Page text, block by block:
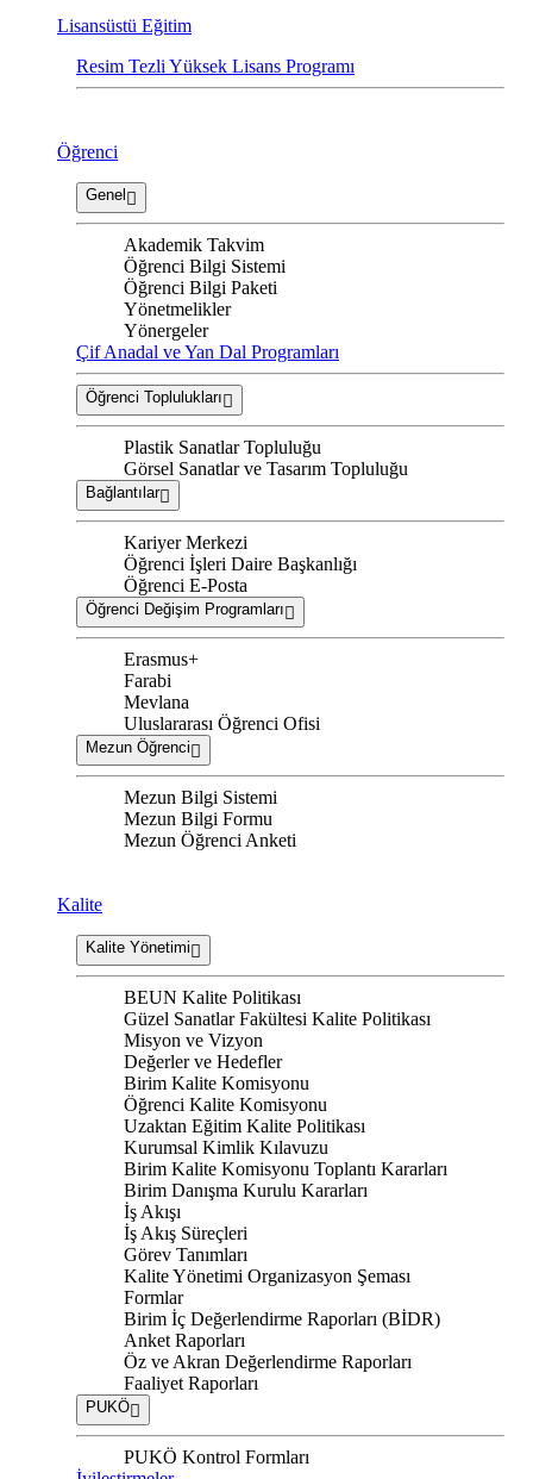
Lisansüstü Eğitim
Resim Tezli Yüksek Lisans Programı
Öğrenci
Genel
Akademik Takvim
Öğrenci Bilgi Sistemi
Öğrenci Bilgi Paketi
Yönetmelikler
Yönergeler
Çif Anadal ve Yan Dal Programları
Öğrenci Toplulukları
Plastik Sanatlar Topluluğu
Görsel Sanatlar ve Tasarım Topluluğu
Bağlantılar
Kariyer Merkezi
Öğrenci İşleri Daire Başkanlığı
Öğrenci E-Posta
Öğrenci Değişim Programları
Erasmus+
Farabi
Mevlana
Uluslararası Öğrenci Ofisi
Mezun Öğrenci
Mezun Bilgi Sistemi
Mezun Bilgi Formu
Mezun Öğrenci Anketi
Kalite
Kalite Yönetimi
BEUN Kalite Politikası
Güzel Sanatlar Fakültesi Kalite Politikası
Misyon ve Vizyon
Değerler ve Hedefler
Birim Kalite Komisyonu
Öğrenci Kalite Komisyonu
Uzaktan Eğitim Kalite Politikası
Kurumsal Kimlik Kılavuzu
Birim Kalite Komisyonu Toplantı Kararları
Birim Danışma Kurulu Kararları
İş Akışı
İş Akış Süreçleri
Görev Tanımları
Kalite Yönetimi Organizasyon Şeması
Formlar
Birim İç Değerlendirme Raporları (BİDR)
Anket Raporları
Öz ve Akran Değerlendirme Raporları
Faaliyet Raporları
PUKÖ
PUKÖ Kontrol Formları